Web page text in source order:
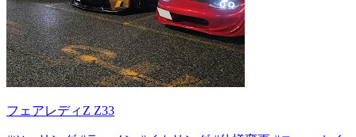
フェアレディZ Z33